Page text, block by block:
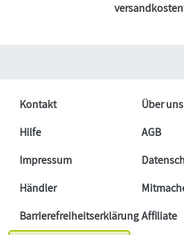
Kontakt
Über uns
Hilfe
AGB
Impressum
Händler
BarrierefreiheitserklärungAffiliate